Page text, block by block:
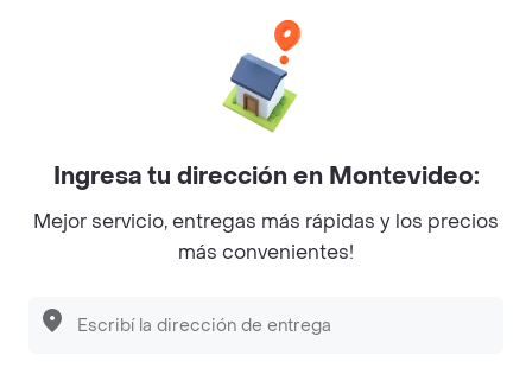
Rappi Inc. All rights reserved.
Ingresa tu dirección en Montevideo:
Mejor servicio, entregas más rápidas y los precios
más convenientes!